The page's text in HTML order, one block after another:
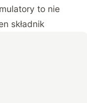
to nie
składnik